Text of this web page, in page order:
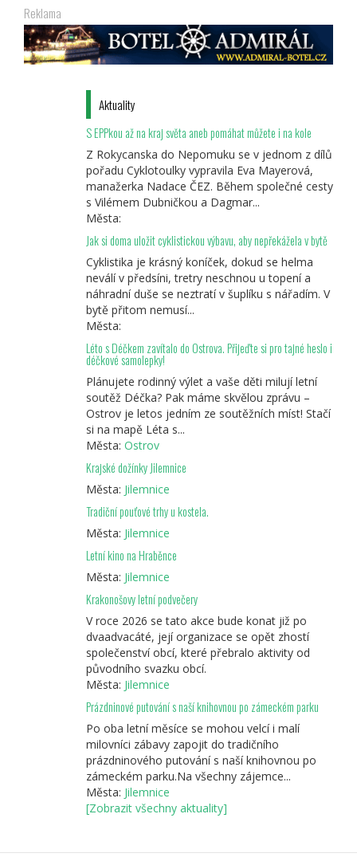
Reklama
Aktuality
S EPPkou až na kraj světa aneb pomáhat můžete i na kole
Z Rokycanska do Nepomuku se v jednom z dílů
pořadu Cyklotoulky vypravila Eva Mayerová,
manažerka Nadace ČEZ. Během společné cesty
s Vilémem Dubničkou a Dagmar...
Města:
Jak si doma uložit cyklistickou výbavu, aby nepřekážela v bytě
Cyklistika je krásný koníček, dokud se helma
neválí v předsíni, tretry neschnou u topení a
náhradní duše se neztratí v šuplíku s nářadím. V
bytě přitom nemusí...
Města:
Léto s Déčkem zavítalo do Ostrova. Přijeďte si pro tajné heslo i
déčkové samolepky!
Plánujete rodinný výlet a vaše děti milují letní
soutěž Déčka? Pak máme skvělou zprávu –
Ostrov je letos jedním ze soutěžních míst! Stačí
si na mapě Léta s...
Města: Ostrov
Krajské dožínky Jilemnice
Města: Jilemnice
Tradiční pouťové trhy u kostela.
Města: Jilemnice
Letní kino na Hraběnce
Města: Jilemnice
Krakonošovy letní podvečery
V roce 2026 se tato akce bude konat již po
dvaadvacáté, její organizace se opět zhostí
společenství obcí, které přebralo aktivity od
původního svazku obcí.
Města: Jilemnice
Prázdninové putování s naší knihovnou po zámeckém parku
Po oba letní měsíce se mohou velcí i malí
milovníci zábavy zapojit do tradičního
prázdninového putování s naší knihovnou po
zámeckém parku.Na všechny zájemce...
Města: Jilemnice
[Zobrazit všechny aktuality]